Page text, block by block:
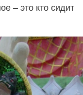
– это кто сидит